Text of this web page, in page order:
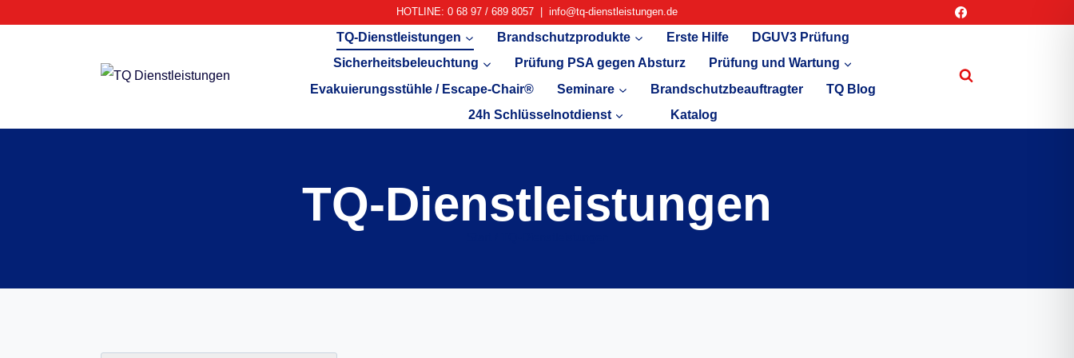
HOTLINE: 0 68 97 / 689 8057 | info@tq-dienstleistungen.de
TQ-Dienstleistungen Brandschutzprodukte Erste Hilfe
DGUV3 Prüfung
Sicherheitsbeleuchtung
Prüfung PSA gegen Absturz
Prüfung und Wartung
Evakuierungsstühle / Escape-Chair®
Seminare Brandschutzbeauftragter
TQ Blog
24h Schlüsselnotdienst
Katalog
TQ-Dienstleistungen